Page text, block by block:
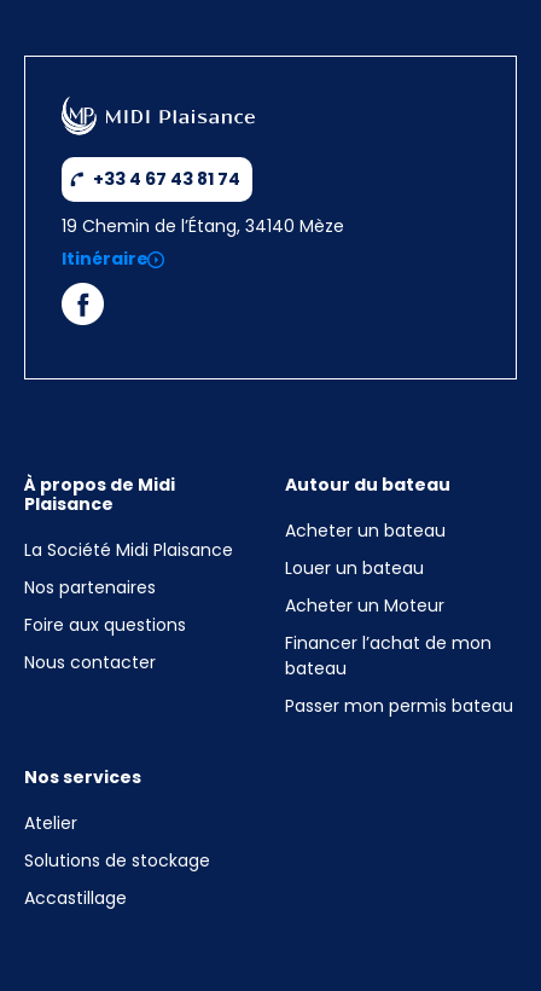
À propos de Midi
Plaisance
La Société Midi Plaisance
Nos partenaires
Foire aux questions
Nous contacter
Autour du bateau
Acheter un bateau
Louer un bateau
Acheter un Moteur
Financer l’achat de mon
bateau
Passer mon permis bateau
Nos services
Atelier
Solutions de stockage
Accastillage
+33 4 67 43 81 74
19 Chemin de l’Étang, 34140 Mèze
Itinéraire